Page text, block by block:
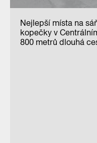
Nejlepší místa na
kopečky v
800 metrů dlouhá